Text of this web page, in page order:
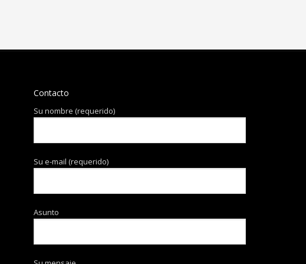
Contacto
Su nombre (requerido)
Su e-mail (requerido)
Asunto